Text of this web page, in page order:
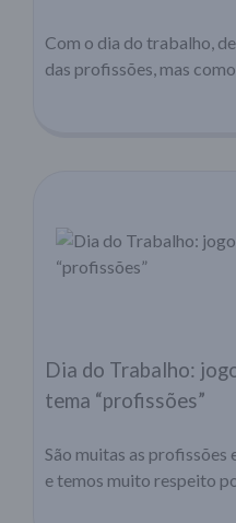
Com o dia do trabalho,
das profissões, mas
Dia do Trabalho:
tema “profissões”
São muitas as profissões
e temos muito respeito